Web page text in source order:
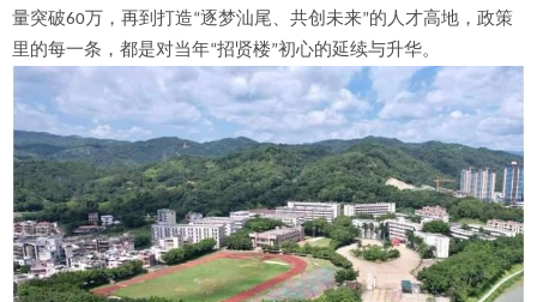
量突破60万，再到打造“逐梦汕尾、共创未来”的人才高地，政策
里的每一条，都是对当年“招贤楼”初心的延续与升华。